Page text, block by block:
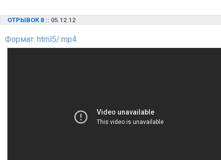
ОТРЫВОК 8 :: 05.12.12
Формат: html5/.mp4